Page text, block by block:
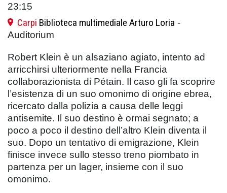
23:15
Carpi Biblioteca multimediale Arturo Loria -
Auditorium
Robert Klein è un alsaziano agiato, intento ad
arricchirsi ulteriormente nella Francia
collaborazionista di Pétain. Il caso gli fa scoprire
l’esistenza di un suo omonimo di origine ebrea,
ricercato dalla polizia a causa delle leggi
antisemite. Il suo destino è ormai segnato; a
poco a poco il destino dell’altro Klein diventa il
suo. Dopo un tentativo di emigrazione, Klein
finisce invece sullo stesso treno piombato in
partenza per un lager, insieme con il suo
omonimo.